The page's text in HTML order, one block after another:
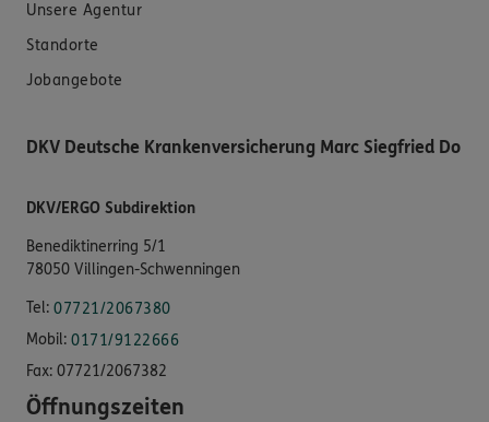
Unsere Agentur
Standorte
Jobangebote
DKV Deutsche Krankenversicherung Marc Siegfried Do
DKV/ERGO Subdirektion
Benediktinerring 5/1
78050 Villingen-Schwenningen
Tel: 07721/2067380
Mobil: 0171/9122666
Fax: 07721/2067382
Öffnungszeiten